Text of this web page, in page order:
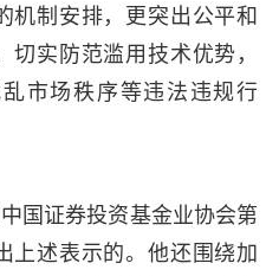
机制安排，更突出公平和
实防范滥用技术优势，
市场秩序等违法违规行
国证券投资基金业协会第
上述表示的。他还围绕加